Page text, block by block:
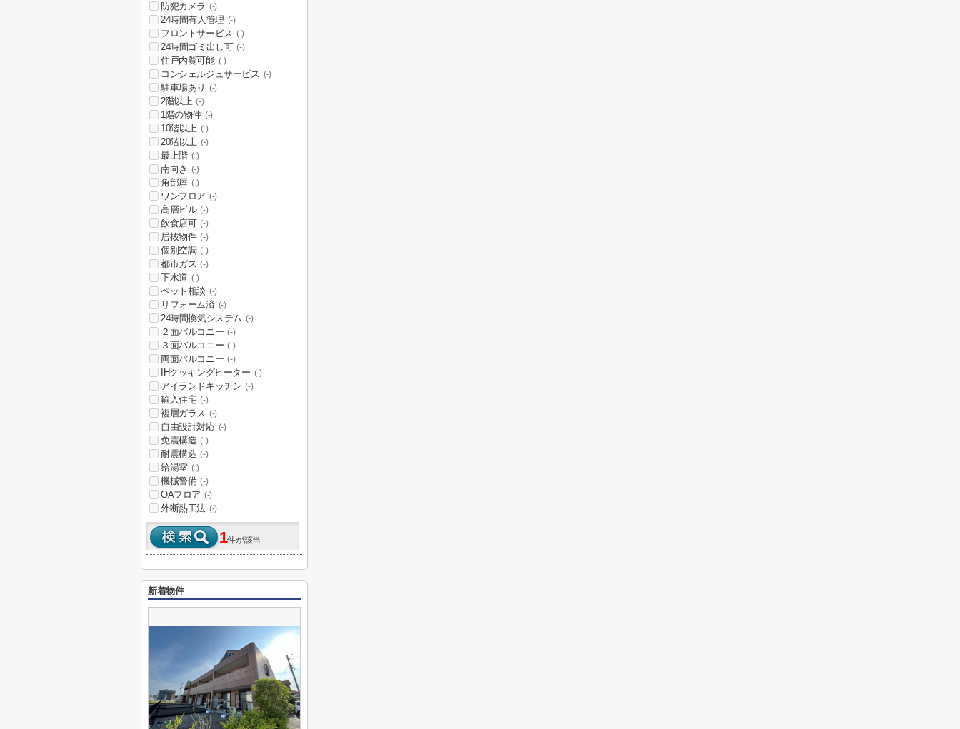
防犯カメラ (-)
24時間有人管理 (-)
フロントサービス (-)
24時間ゴミ出し可 (-)
住戸内覧可能 (-)
コンシェルジュサービス (-)
駐車場あり (-)
2階以上 (-)
1階の物件 (-)
10階以上 (-)
20階以上 (-)
最上階 (-)
南向き (-)
角部屋 (-)
ワンフロア (-)
高層ビル (-)
飲食店可 (-)
居抜物件 (-)
個別空調 (-)
都市ガス (-)
下水道 (-)
ペット相談 (-)
リフォーム済 (-)
24時間換気システム (-)
２面バルコニー (-)
３面バルコニー (-)
両面バルコニー (-)
IHクッキングヒーター (-)
アイランドキッチン (-)
輸入住宅 (-)
複層ガラス (-)
自由設計対応 (-)
免震構造 (-)
耐震構造 (-)
給湯室 (-)
機械警備 (-)
OAフロア (-)
外断熱工法 (-)
1件が該当
新着物件